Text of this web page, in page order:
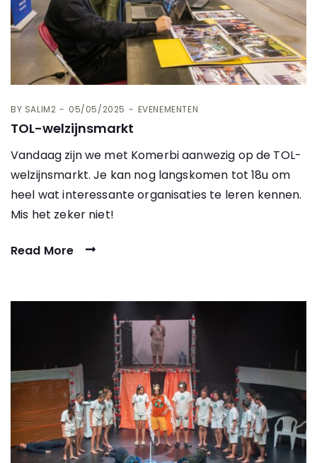
BY SALIM2 05/05/2025 EVENEMENTEN
TOL-welzijnsmarkt
Vandaag zijn we met Komerbi aanwezig op de TOL-
welzijnsmarkt. Je kan nog langskomen tot 18u om
heel wat interessante organisaties te leren kennen.
Mis het zeker niet!
Read More